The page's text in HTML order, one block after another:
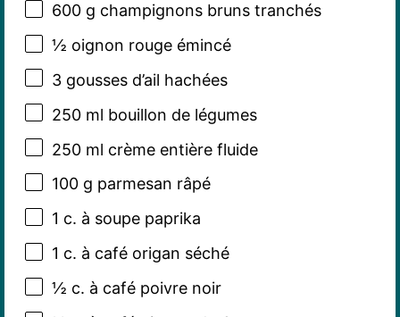
600 g champignons bruns tranchés
½ oignon rouge émincé
3gousses d’ail hachées
250ml bouillon de légumes
250ml crème entière fluide
100 g parmesan râpé
1 c. à soupe paprika
1 c. à café origan séché
½ c. à café poivre noir